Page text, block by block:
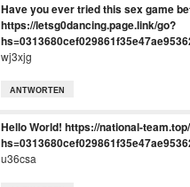
Have you ever tried this sex game
https://letsg0dancing.page.link/go?
wj3xjg
ANTWORTEN
Hello World! https://national-
u36csa